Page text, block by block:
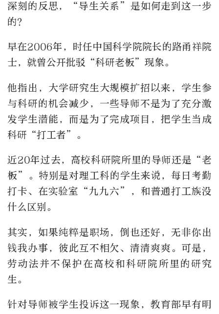
深刻的反思，“导生关系”是如何走到这一步
的？
早在2006年，时任中国科学院院长的路甬祥院
士，就曾公开批驳“科研老板”现象。
他指出，大学研究生大规模扩招以来，学生参
与科研的机会减少，一些导师不是为了充分激
发学生潜能，而是为了完成项目，把学生当成
科研“打工者”。
近20年过去，高校科研院所里的导师还是“老
板”。特别是对理工科的学生来说，每日考勤
打卡、在实验室“九九六”，和普通打工族没
什么区别。
其实，如果纯粹是职场，倒也还好，无非你出
钱我办事，彼此互不相欠、清清爽爽。可是，
劳动法并不保护在高校和科研院所里的研究
生。
针对导师被学生投诉这一现象，教育部早有明